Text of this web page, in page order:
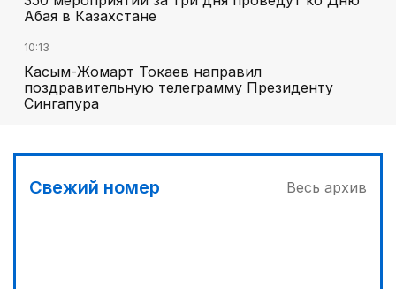
Абая в Казахстане
10:13
Касым-Жомарт Токаев направил
поздравительную телеграмму Президенту
Сингапура
Свежий номер Весь архив